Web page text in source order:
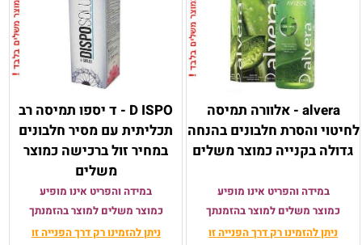
alvera - אלוורה תמיסה
לחיטוי והסרת חלבונים בהנחה
גדולה בקנייה כמוצר משלים
במידה והפריט אינו מופיע
כמוצר משלים למוצר בהזמנתך
ניתן להזמינו רק דרך הפנייה זו
D ISPO - ד יספו תמיסה רב
תכליתית עם מסיר חלבונים
במחיר זול ברכישה כמוצר
משלים
במידה והפריט אינו מופיע
כמוצר משלים למוצר בהזמנתך
ניתן להזמינו רק דרך הפנייה זו